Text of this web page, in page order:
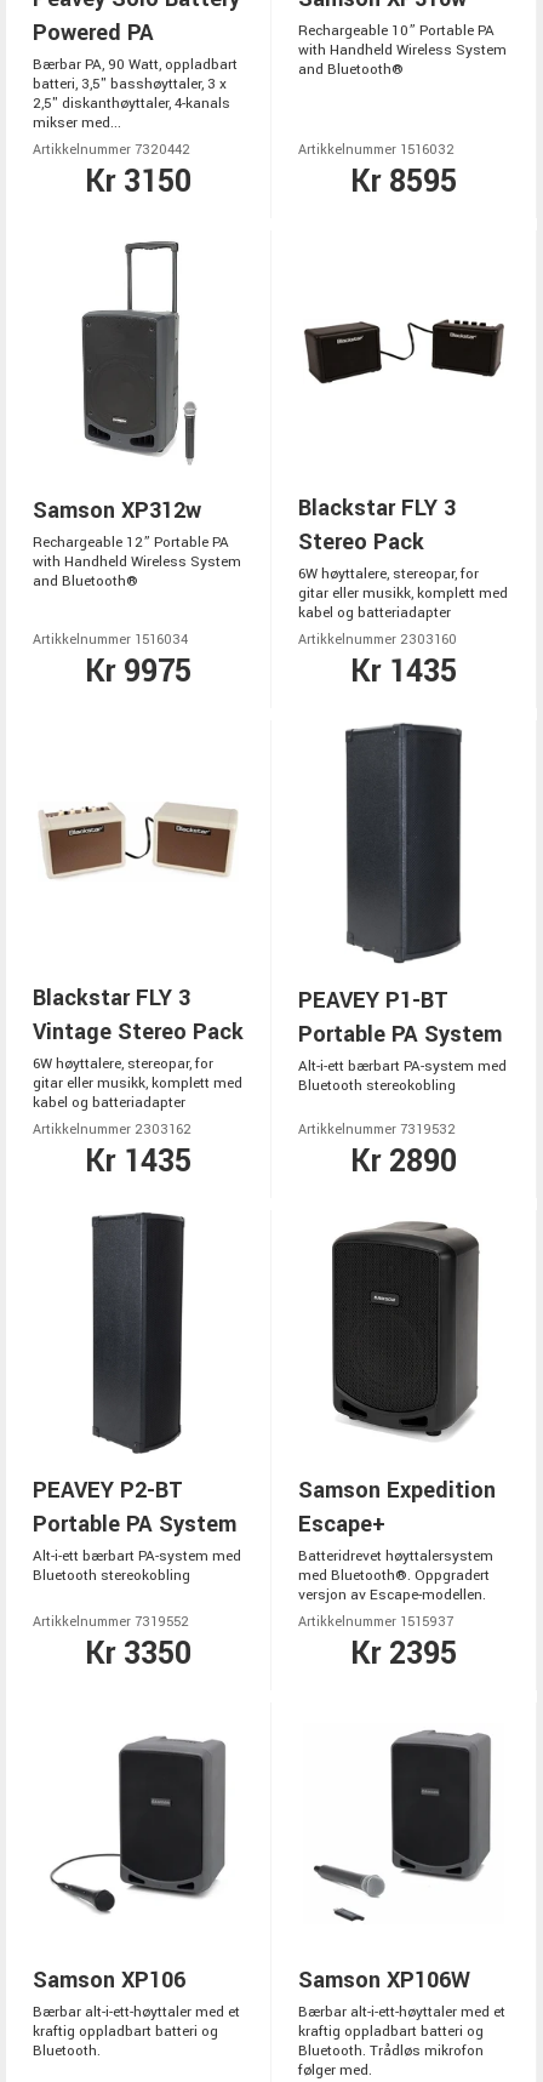
Powered PA
Bærbar PA, 90 Watt, oppladbart
batteri, 3,5" basshøyttaler, 3 x
2,5" diskanthøyttaler, 4-kanals
mikser med...
Artikkelnummer 7320442
Kr 3150
Rechargeable 10” Portable PA
with Handheld Wireless System
and Bluetooth®
Artikkelnummer 1516032
Kr 8595
Samson XP312w
Rechargeable 12” Portable PA
with Handheld Wireless System
and Bluetooth®
Artikkelnummer 1516034
Kr 9975
Blackstar FLY 3
Stereo Pack
6W høyttalere, stereopar, for
gitar eller musikk, komplett med
kabel og batteriadapter
Artikkelnummer 2303160
Kr 1435
Blackstar FLY 3
Vintage Stereo Pack
6W høyttalere, stereopar, for
gitar eller musikk, komplett med
kabel og batteriadapter
Artikkelnummer 2303162
Kr 1435
PEAVEY P1-BT
Portable PA System
Alt-i-ett bærbart PA-system med
Bluetooth stereokobling
Artikkelnummer 7319532
Kr 2890
PEAVEY P2-BT
Portable PA System
Alt-i-ett bærbart PA-system med
Bluetooth stereokobling
Artikkelnummer 7319552
Kr 3350
Samson Expedition
Escape+
Batteridrevet høyttalersystem
med Bluetooth®. Oppgradert
versjon av Escape-modellen.
Artikkelnummer 1515937
Kr 2395
Samson XP106
Bærbar alt-i-ett-høyttaler med et
kraftig oppladbart batteri og
Bluetooth.
Samson XP106W
Bærbar alt-i-ett-høyttaler med et
kraftig oppladbart batteri og
Bluetooth. Trådløs mikrofon
følger med.